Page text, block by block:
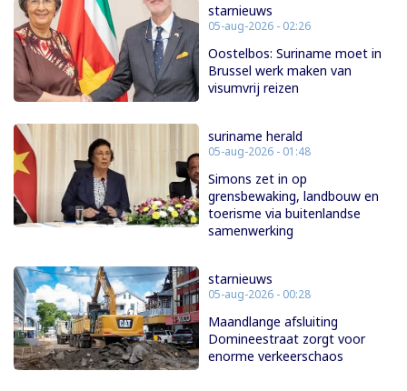
starnieuws
05-aug-2026 - 02:26
Oostelbos: Suriname moet in
Brussel werk maken van
visumvrij reizen
suriname herald
05-aug-2026 - 01:48
Simons zet in op
grensbewaking, landbouw en
toerisme via buitenlandse
samenwerking
starnieuws
05-aug-2026 - 00:28
Maandlange afsluiting
Domineestraat zorgt voor
enorme verkeerschaos